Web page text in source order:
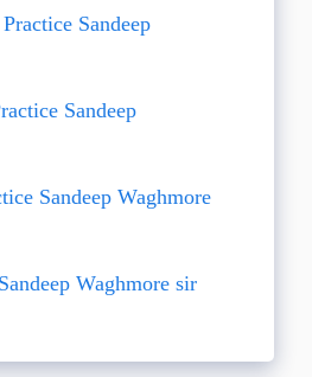
Sandeep
Sandeep
Sandeep Waghmore
Waghmore sir